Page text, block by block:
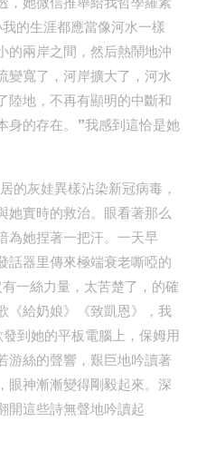
的生涯都應當像河水一樣
兩岸之間，然后熱鬧地沖
變寬了，河岸擴大了，河水
陸地，不再有顯明的中斷和
身的存在。”我感到這恰是她
的灰娃異樣沾染新冠病毒，
她實時的救治。眼看著那么
為她捏著一把汗。一天早
話器里傳來極端衰老嘶啞的
一絲力量，太苦楚了，的確
《給奶娘》《致凱恩》，我
到她的平板電腦上，保姆用
游絲的聲響，艱巨地吟讀著
眼神漸漸變得剛毅起來。深
開這些詩無聲地吟讀起